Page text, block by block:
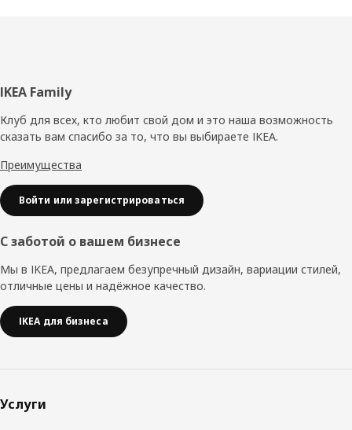
Нижний
колонтитул
IKEA Family
Клуб для всех, кто любит свой дом и это наша возможность
сказать вам спасибо за то, что вы выбираете IKEA.
Преимущества
Войти или зарегистрироваться
С заботой о вашем бизнесе
Мы в IKEA, предлагаем безупречный дизайн, вариации стилей,
отличные цены и надёжное качество.
IKEA для бизнеса
Услуги